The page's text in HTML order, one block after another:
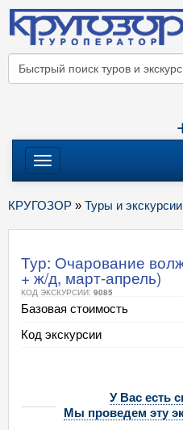
Меню
КРУГОЗОР » Туры и экскурсии
Тур: Очарование
+ ж/д, март-апрель)
КОД ЭКСКУРСИИ: 9085
Базовая стоимость
Код экскурсии
У Вас есть
Мы проведем эту